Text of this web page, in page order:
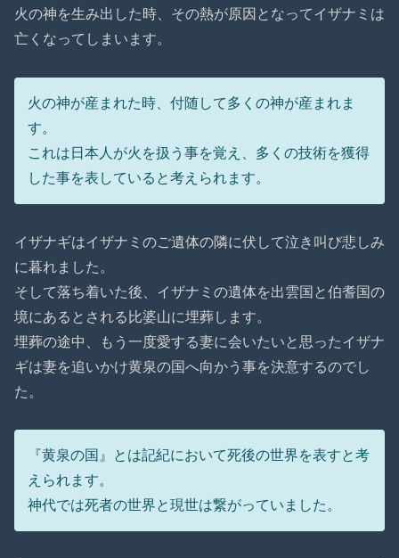
火の神を生み出した時、その熱が原因となってイザナミは
亡くなってしまいます。
火の神が産まれた時、付随して多くの神が産まれま
す。
これは日本人が火を扱う事を覚え、多くの技術を獲得
した事を表していると考えられます。
イザナギはイザナミのご遺体の隣に伏して泣き叫び悲しみ
に暮れました。
そして落ち着いた後、イザナミの遺体を出雲国と伯耆国の
境にあるとされる比婆山に埋葬します。
埋葬の途中、もう一度愛する妻に会いたいと思ったイザナ
ギは妻を追いかけ黄泉の国へ向かう事を決意するのでし
た。
『黄泉の国』とは記紀において死後の世界を表すと考
えられます。
神代では死者の世界と現世は繋がっていました。